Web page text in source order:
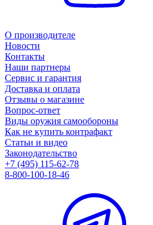
О производителе
Новости
Контакты
Наши партнеры
Сервис и гарантия
Доставка и оплата
Отзывы о магазине
Вопрос-ответ
Виды оружия самообороны
Как не купить контрафакт
Статьи и видео
Законодательство
+7 (495) 115-62-78
8-800-100-18-46